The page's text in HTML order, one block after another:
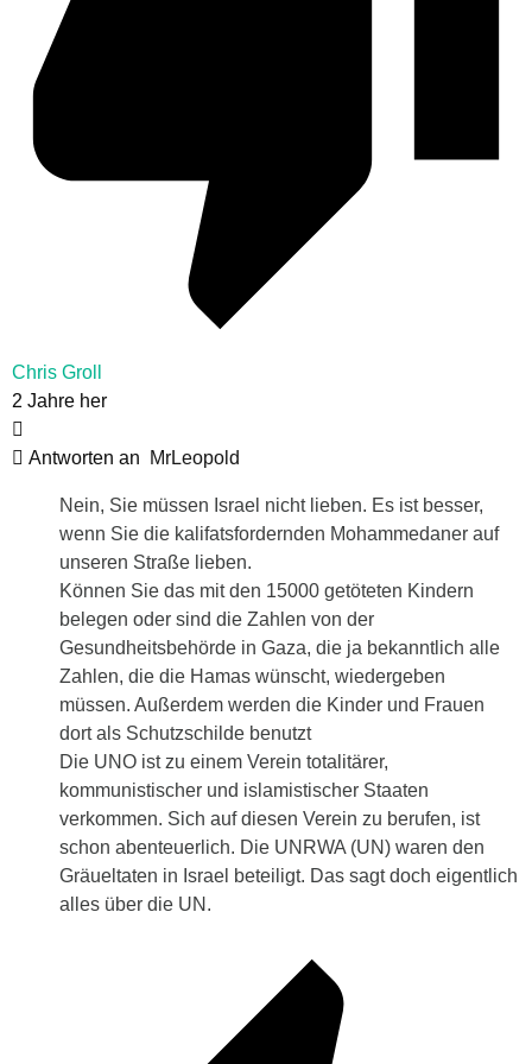
Chris Groll
2 Jahre her
Antworten an MrLeopold
Nein, Sie müssen Israel nicht lieben. Es ist besser,
wenn Sie die kalifatsfordernden Mohammedaner auf
unseren Straße lieben.
Können Sie das mit den 15000 getöteten Kindern
belegen oder sind die Zahlen von der
Gesundheitsbehörde in Gaza, die ja bekanntlich alle
Zahlen, die die Hamas wünscht, wiedergeben
müssen. Außerdem werden die Kinder und Frauen
dort als Schutzschilde benutzt
Die UNO ist zu einem Verein totalitärer,
kommunistischer und islamistischer Staaten
verkommen. Sich auf diesen Verein zu berufen, ist
schon abenteuerlich. Die UNRWA (UN) waren den
Gräueltaten in Israel beteiligt. Das sagt doch eigentlich
alles über die UN.